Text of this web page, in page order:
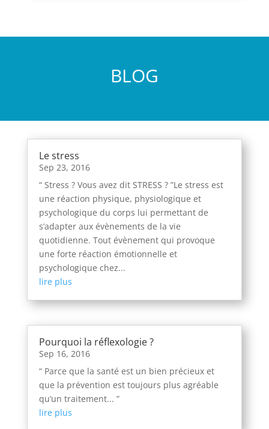
BLOG
Le stress
Sep 23, 2016
“ Stress ? Vous avez dit STRESS ? ”Le stress est
une réaction physique, physiologique et
psychologique du corps lui permettant de
s’adapter aux évènements de la vie
quotidienne. Tout évènement qui provoque
une forte réaction émotionnelle et
psychologique chez...
lire plus
Pourquoi la réflexologie ?
Sep 16, 2016
“ Parce que la santé est un bien précieux et
que la prévention est toujours plus agréable
qu’un traitement... ”
lire plus